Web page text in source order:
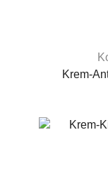
Krem-